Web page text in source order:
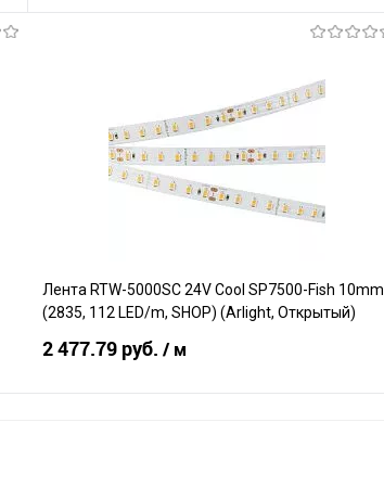
В избранное
В наличии
Лента RTW-5000SC 24V Cool SP7500-Fish 10mm
(2835, 112 LED/m, SHOP) (Arlight, Открытый)
2 477.79 руб. / м